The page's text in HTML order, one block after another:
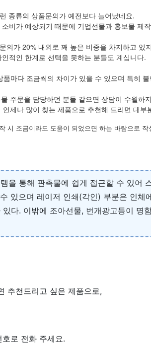
종류의 상품문의가 예전보다 늘어났네요.
비가 예상되기 때문에 기업선물과 홍보물 제
의가 20% 내외로 꽤 높은 비중을 차지하고 있
적인 한계로 선택을 못하는 분들도 계십니다.
마다 조금씩의 차이가 있을 수 있으며 특히
주문을 담당하던 분들 같으면 상담이 수월하
제나 많이 찾는 제품으로 추천해 드리면 대부
시 조금이라도 도움이 되었으면 하는 바람으로 작
을 통해 판촉물에 쉽게 접근할 수 있어
있으며 레이저 인쇄(각인) 부분은 인
다. 이밖에 조아선물, 번개광고등이 명
추천드리고 싶은 제품으로,
로 전화 주세요.